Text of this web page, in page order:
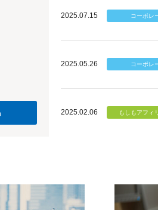
2025.07.15
2025.05.26
2025.02.06